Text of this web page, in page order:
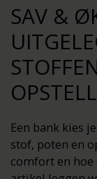
SAV &
Een bank kies
stof, poten en
comfort en